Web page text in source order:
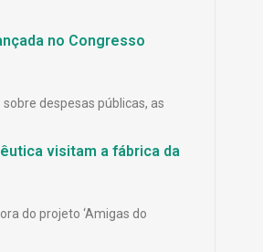
no Congresso
despesas públicas, as
visitam a fábrica da
do projeto ‘Amigas do